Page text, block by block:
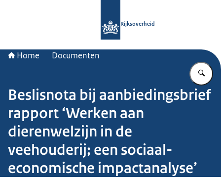
Rijksoverheid
Home Documenten
Beslisnota bij aanbiedingsbrief
rapport ‘Werken aan
dierenwelzijn in de
veehouderij; een sociaal-
economische impactanalyse’